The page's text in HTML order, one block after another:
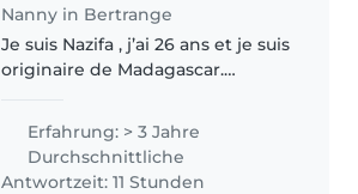
Nanny in Bertrange
Je suis Nazifa , j’ai 26 ans et je suis
originaire de Madagascar.
je souhaiterai continuer à
travailler avec les enfants..
Erfahrung: > 3 Jahre
Durchschnittliche
Antwortzeit: 11 Stunden